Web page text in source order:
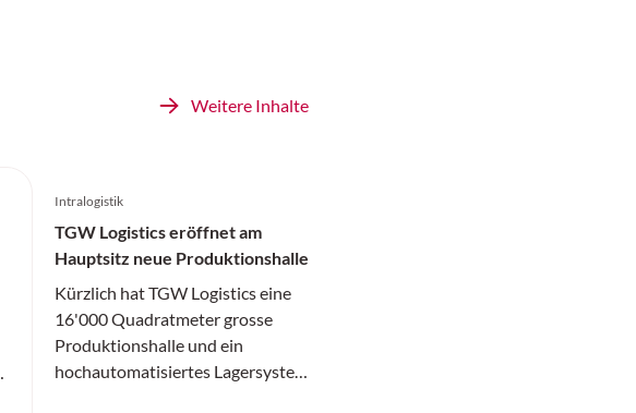
Weitere Inhalte
Intralogistik
TGW Logistics eröffnet am
Hauptsitz neue Produktionshalle
Kürzlich hat TGW Logistics eine
16'000 Quadratmeter grosse
Produktionshalle und ein
hochautomatisiertes Lagersystem